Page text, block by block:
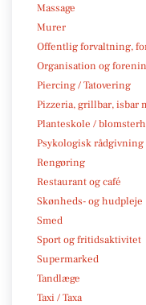
Massage
Murer
Offentlig forvaltning,
Organisation og
Piercing / Tatovering
Pizzeria, grillbar, isbar
Planteskole /
Psykologisk rådgivning
Rengøring
Restaurant og café
Skønheds- og hudpleje
Smed
Sport og fritidsaktivitet
Supermarked
Tandlæge
Taxi / Taxa